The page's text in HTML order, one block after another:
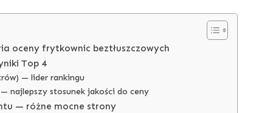
oceny frytkownic beztłuszczowych
Top 4
— lider rankingu
najlepszy stosunek jakości do ceny
— różne mocne strony